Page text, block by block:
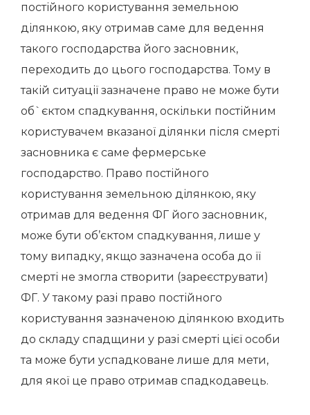
постійного користування земельною
ділянкою, яку отримав саме для ведення
такого господарства його засновник,
переходить до цього господарства. Тому в
такій ситуації зазначене право не може бути
об`єктом спадкування, оскільки постійним
користувачем вказаної ділянки після смерті
засновника є саме фермерське
господарство. Право постійного
користування земельною ділянкою, яку
отримав для ведення ФГ його засновник,
може бути об’єктом спадкування, лише у
тому випадку, якщо зазначена особа до її
смерті не змогла створити (зареєструвати)
ФГ. У такому разі право постійного
користування зазначеною ділянкою входить
до складу спадщини у разі смерті цієї особи
та може бути успадковане лише для мети,
для якої це право отримав спадкодавець.